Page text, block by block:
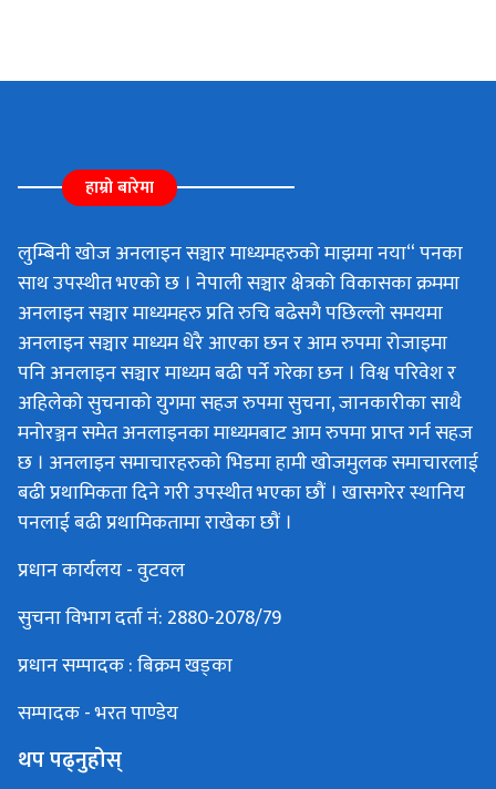
हाम्रो बारेमा
लुम्बिनी खोज अनलाइन सञ्चार माध्यमहरुको माझमा नया“ पनका
साथ उपस्थीत भएको छ । नेपाली सञ्चार क्षेत्रको विकासका क्रममा
अनलाइन सञ्चार माध्यमहरु प्रति रुचि बढेसगै पछिल्लो समयमा
अनलाइन सञ्चार माध्यम धेरै आएका छन र आम रुपमा रोजाइमा
पनि अनलाइन सञ्चार माध्यम बढी पर्ने गरेका छन । विश्व परिवेश र
अहिलेको सुचनाको युगमा सहज रुपमा सुचना, जानकारीका साथै
मनोरञ्जन समेत अनलाइनका माध्यमबाट आम रुपमा प्राप्त गर्न सहज
छ । अनलाइन समाचारहरुको भिडमा हामी खोजमुलक समाचारलाई
बढी प्रथामिकता दिने गरी उपस्थीत भएका छौं । खासगरेर स्थानिय
पनलाई बढी प्रथामिकतामा राखेका छौं ।
प्रधान कार्यलय - वुटवल
सुचना विभाग दर्ता नं: 2880-2078/79
प्रधान सम्पादक : बिक्रम खड्का
सम्पादक - भरत पाण्डेय
थप पढ्नुहोस्